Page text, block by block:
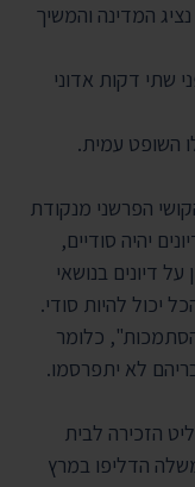
המדינה והמשיך
שתי דקות אדוני
השופט עמית.
הפרשני מנקודת
יהיה סודיים,
דיונים בנושאי
יכול להיות סודי.
כלומר
לא יתפרסמו.
הזכירה לבית
הדליפו במרץ